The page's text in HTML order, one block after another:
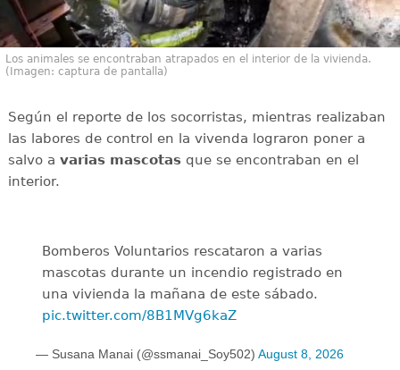
Los animales se encontraban atrapados en el interior de la vivienda.
(Imagen: captura de pantalla)
Según el reporte de los socorristas, mientras realizaban
las labores de control en la vivenda lograron poner a
salvo a varias mascotasque se encontraban en el
interior.
Bomberos Voluntarios rescataron a varias
mascotas durante un incendio registrado en
una vivienda la mañana de este sábado.
pic.twitter.com/8B1MVg6kaZ
— Susana Manai (@ssmanai_Soy502) August 8, 2026